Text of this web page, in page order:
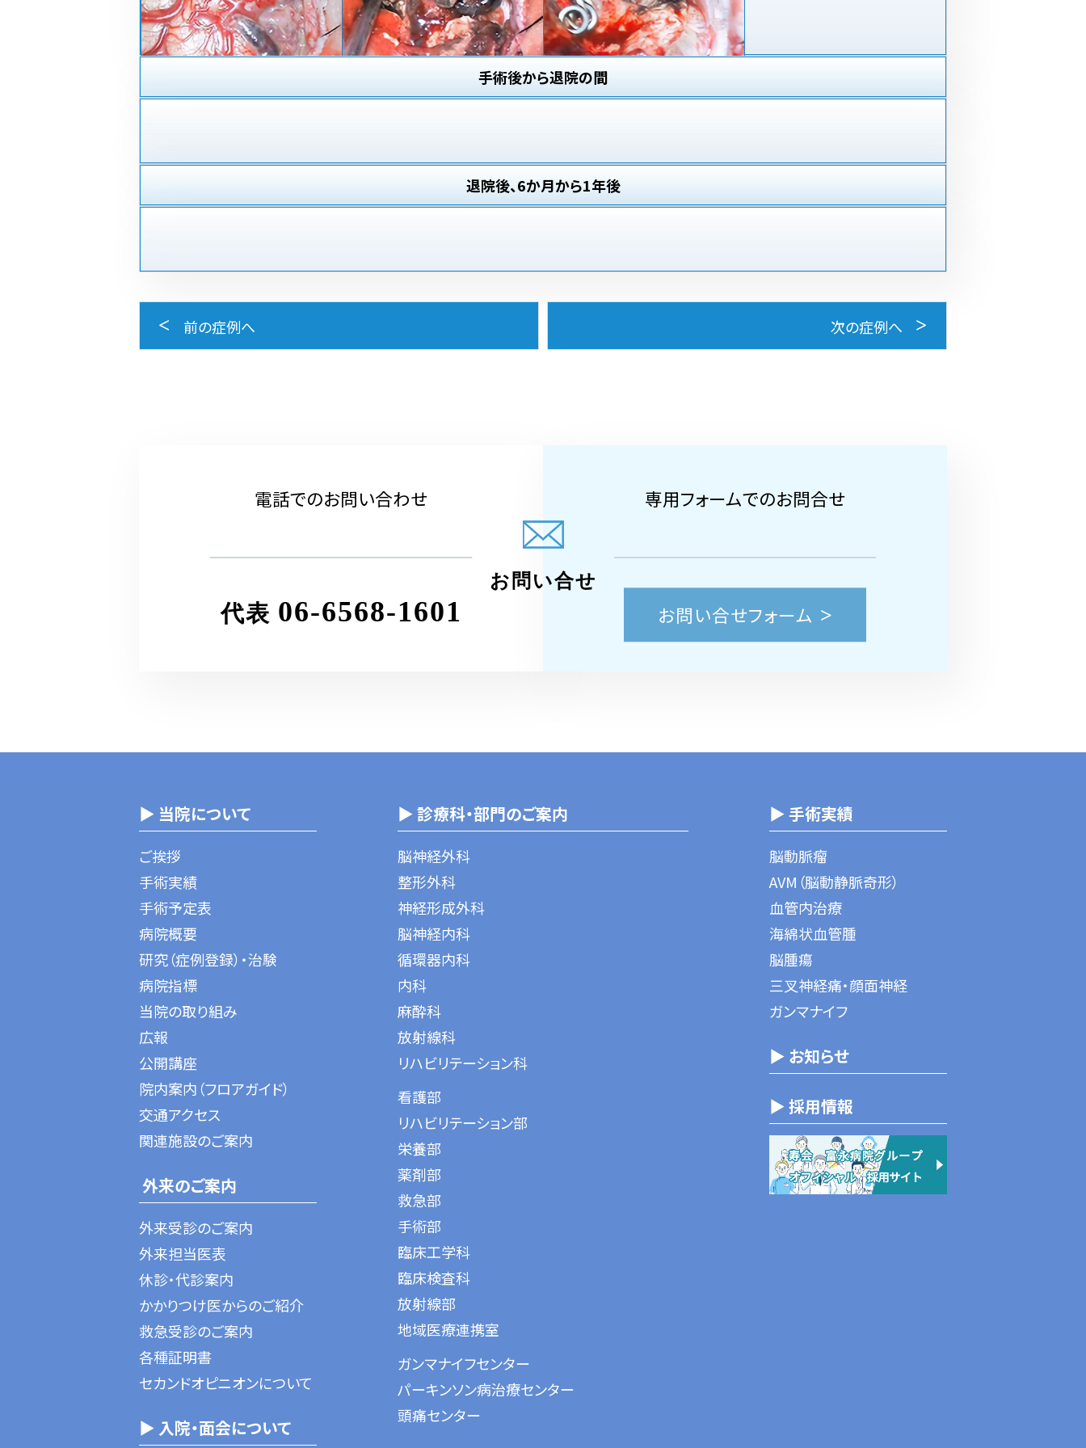
手術後から退院の間
退院後、6か月から1年後
前の症例へ 次の症例へ
電話でのお問い合わせ
代表 06-6568-1601
専用フォームでのお問合せ
お問い合せフォーム
お問い合せ
▶ 当院について
ご挨拶
手術実績
手術予定表
病院概要
研究（症例登録）・治験
病院指標
当院の取り組み
広報
公開講座
院内案内（フロアガイド）
交通アクセス
関連施設のご案内
外来のご案内
外来受診のご案内
外来担当医表
休診・代診案内
かかりつけ医からのご紹介
救急受診のご案内
各種証明書
セカンドオピニオンについて
▶ 入院・面会について
▶ 診療科・部門のご案内
脳神経外科
整形外科
神経形成外科
脳神経内科
循環器内科
内科
麻酔科
放射線科
リハビリテーション科
看護部
リハビリテーション部
栄養部
薬剤部
救急部
手術部
臨床工学科
臨床検査科
放射線部
地域医療連携室
ガンマナイフセンター
パーキンソン病治療センター
頭痛センター
▶ 手術実績
脳動脈瘤
AVM（脳動静脈奇形）
血管内治療
海綿状血管腫
脳腫瘍
三叉神経痛・顔面神経
ガンマナイフ
▶ お知らせ
▶ 採用情報